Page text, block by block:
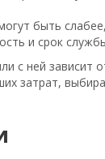
быть
и срок
с ней зависит
затрат,